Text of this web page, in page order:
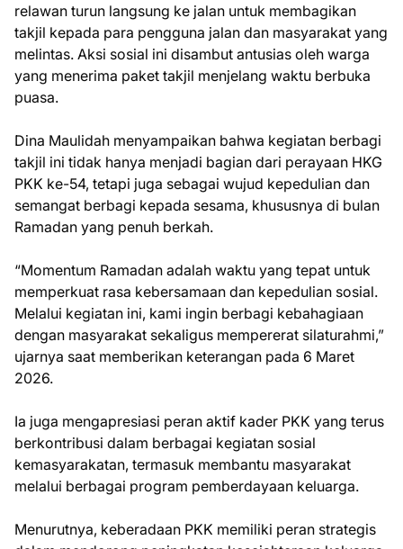
relawan turun langsung ke jalan untuk membagikan
takjil kepada para pengguna jalan dan masyarakat yang
melintas. Aksi sosial ini disambut antusias oleh warga
yang menerima paket takjil menjelang waktu berbuka
puasa.
Dina Maulidah menyampaikan bahwa kegiatan berbagi
takjil ini tidak hanya menjadi bagian dari perayaan HKG
PKK ke-54, tetapi juga sebagai wujud kepedulian dan
semangat berbagi kepada sesama, khususnya di bulan
Ramadan yang penuh berkah.
“Momentum Ramadan adalah waktu yang tepat untuk
memperkuat rasa kebersamaan dan kepedulian sosial.
Melalui kegiatan ini, kami ingin berbagi kebahagiaan
dengan masyarakat sekaligus mempererat silaturahmi,”
ujarnya saat memberikan keterangan pada 6 Maret
2026.
Ia juga mengapresiasi peran aktif kader PKK yang terus
berkontribusi dalam berbagai kegiatan sosial
kemasyarakatan, termasuk membantu masyarakat
melalui berbagai program pemberdayaan keluarga.
Menurutnya, keberadaan PKK memiliki peran strategis